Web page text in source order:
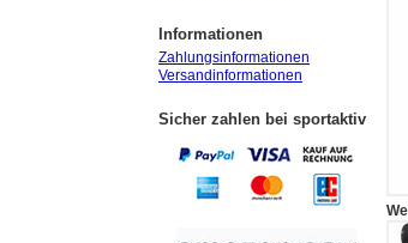
Informationen
Zahlungsinformationen
Versandinformationen
Sicher zahlen bei sportaktiv